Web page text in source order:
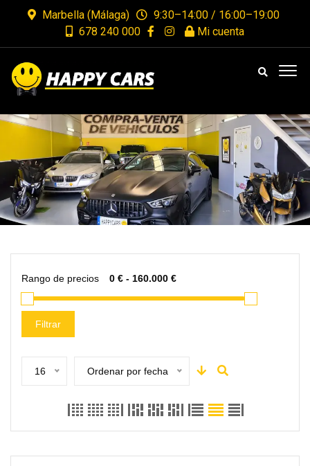
Marbella (Málaga)
9:30–14:00 / 16:00–19:00
678 240 000
Mi cuenta
Rango de precios
Filtrar
16 Ordenar por fecha